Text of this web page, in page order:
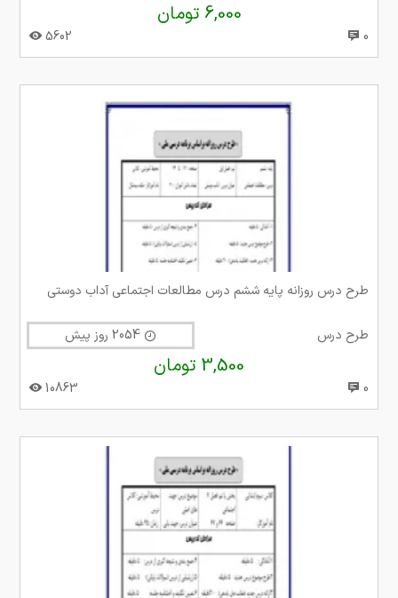
6,000 تومان
0
5602
طرح درس روزانه پایه ششم درس مطالعات اجتماعی آداب دوستی
طرح درس
3,500 تومان
0
10863